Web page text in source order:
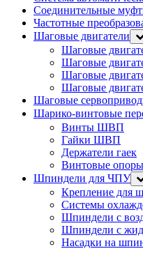
Соединительные
Частотные
Шаговые двигатели
Шаговые
Шаговые
Шаговые
Шаговые
Шаговые
Шарико-винтовые
Винты ШВП
Гайки ШВП
Держатели гаек
Винтовые опоры
Шпиндели для ЧПУ
Крепление для
Системы
Шпиндели с
Шпиндели с
Насадки на